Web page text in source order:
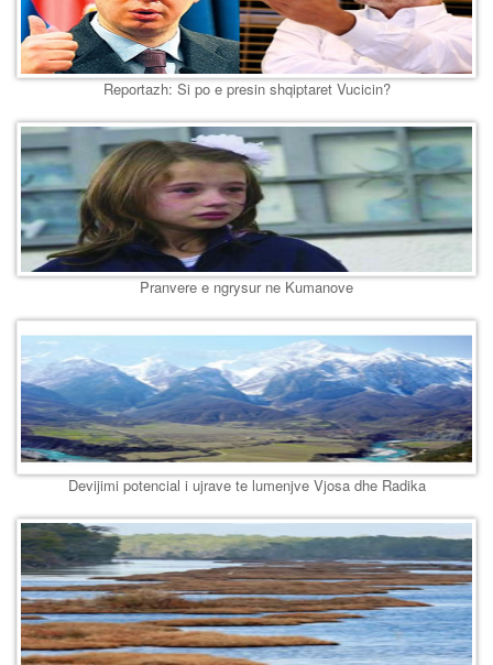
Reportazh: Si po e presin shqiptaret Vucicin?
Pranvere e ngrysur ne Kumanove
Devijimi potencial i ujrave te lumenjve Vjosa dhe Radika